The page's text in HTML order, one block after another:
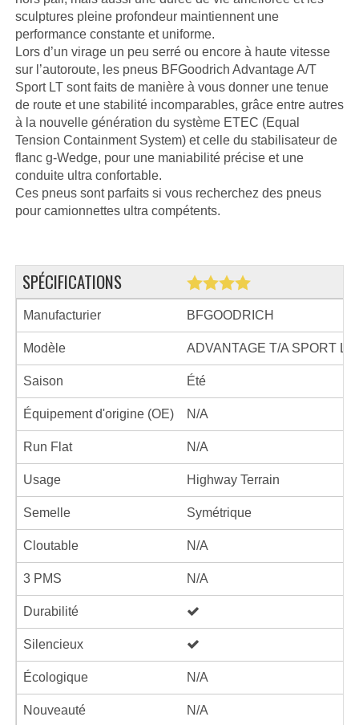
sculptures pleine profondeur maintiennent une
performance constante et uniforme.
Lors d’un virage un peu serré ou encore à haute vitesse
sur l’autoroute, les pneus BFGoodrich Advantage A/T
Sport LT sont faits de manière à vous donner une tenue
de route et une stabilité incomparables, grâce entre autres
à la nouvelle génération du système ETEC (Equal
Tension Containment System) et celle du stabilisateur de
flanc g-Wedge, pour une maniabilité précise et une
conduite ultra confortable.
Ces pneus sont parfaits si vous recherchez des pneus
pour camionnettes ultra compétents.
SPÉCIFICATIONS
Manufacturier BFGOODRICH
Modèle ADVANTAGE T/A SPORT LT
Saison Été
Équipement d'origine (OE) N/A
Run Flat N/A
Usage Highway Terrain
Semelle Symétrique
Cloutable N/A
3 PMS N/A
Durabilité
Silencieux
Écologique N/A
Nouveauté N/A